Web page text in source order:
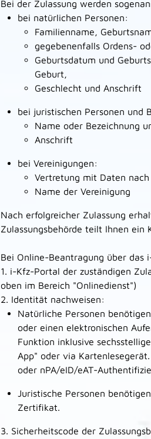
Bei der Zulassung werden
bei natürlichen Personen:
Familienname,
gegebenenfalls Ordens-
Geburtsdatum und
Geburt,
Geschlecht und Anschrift
bei juristischen Personen und
Name oder Bezeichnung
Anschrift
bei Vereinigungen:
Vertretung mit Daten
Name der Vereinigung
Nach erfolgreicher Zulassung
Zulassungsbehörde teilt Ihnen ein
Bei Online-Beantragung über das
1. i-Kfz-Portal der zuständigen
oben im Bereich "Onlinedienst")
2. Identität nachweisen:
Natürliche Personen
oder einen elektronischen
Funktion inklusive
App" oder via
oder nPA/eID/eAT-
Juristische Personen
Zertifikat.
3. Sicherheitscode der